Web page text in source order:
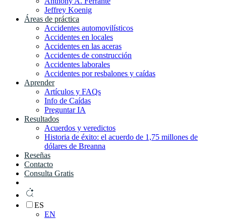
Jeffrey Koenig
Áreas de práctica
Accidentes automovilísticos
Accidentes en locales
Accidentes en las aceras
Accidentes de construcción
Accidentes laborales
Accidentes por resbalones y caídas
Aprender
Artículos y FAQs
Info de Caídas
Preguntar IA
Resultados
Acuerdos y veredictos
Historia de éxito: el acuerdo de 1,75 millones de
dólares de Breanna
Reseñas
Contacto
Consulta Gratis
ES
EN